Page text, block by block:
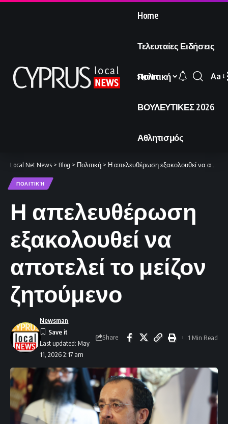
Home
Τελευταίες Ειδήσεις
Πολιτική
ΒΟΥΛΕΥΤΙΚΕΣ 2026
Αθλητισμός
Sign In
Font
Aa
Local Net News > Blog > Πολιτική > Η απελευθέρωση εξακολουθεί να αποτελεί το μείζον ζητούμενο
ΠΟΛΙΤΙΚΉ
Η απελευθέρωση
εξακολουθεί να
αποτελεί το μείζον
ζητούμενο
Last updated: May
11, 2026 2:17 am
Newsman
Share 1 Min Read